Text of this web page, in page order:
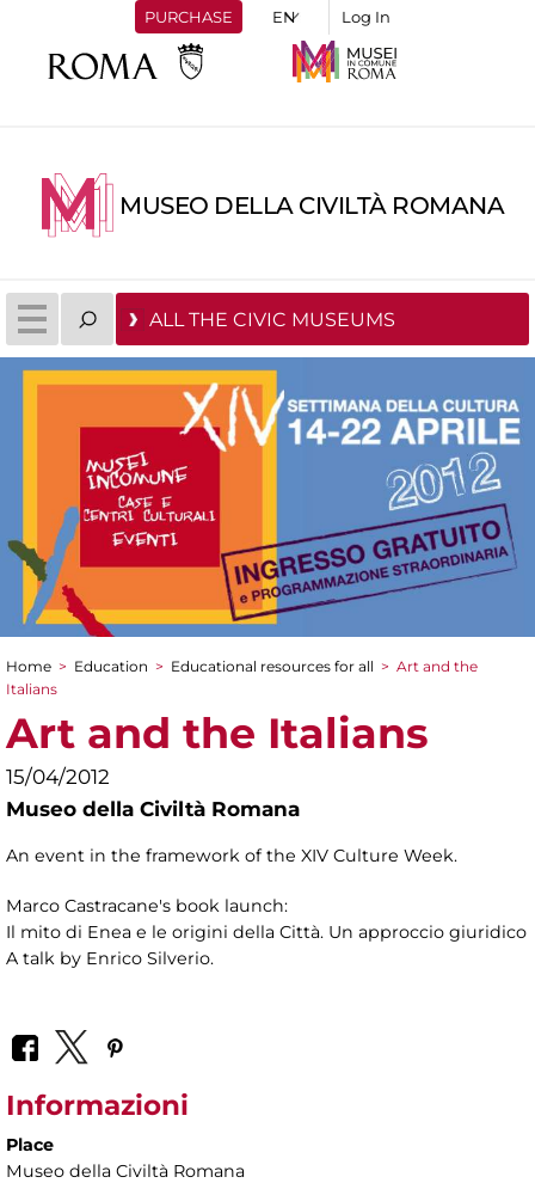
PURCHASE Log In
MUSEO DELLA CIVILTÀ ROMANA
ALL THE CIVIC MUSEUMS
You are here
Home > Education > Educational resources for all > Art and the
Italians
Art and the Italians
15/04/2012
Museo della Civiltà Romana
An event in the framework of the XIV Culture Week.
Marco Castracane's book launch:
Il mito di Enea e le origini della Città. Un approccio giuridico
A talk by Enrico Silverio.
Informazioni
Place
Museo della Civiltà Romana